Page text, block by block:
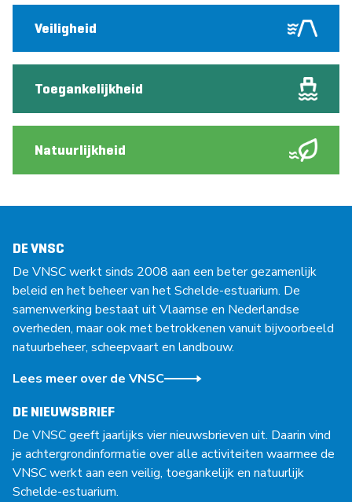
Veiligheid
Toegankelijkheid
Natuurlijkheid
DE VNSC
De VNSC werkt sinds 2008 aan een beter gezamenlijk
beleid en het beheer van het Schelde-estuarium. De
samenwerking bestaat uit Vlaamse en Nederlandse
overheden, maar ook met betrokkenen vanuit bijvoorbeeld
natuurbeheer, scheepvaart en landbouw.
Lees meer over de VNSC
DE NIEUWSBRIEF
De VNSC geeft jaarlijks vier nieuwsbrieven uit. Daarin vind
je achtergrondinformatie over alle activiteiten waarmee de
VNSC werkt aan een veilig, toegankelijk en natuurlijk
Schelde-estuarium.